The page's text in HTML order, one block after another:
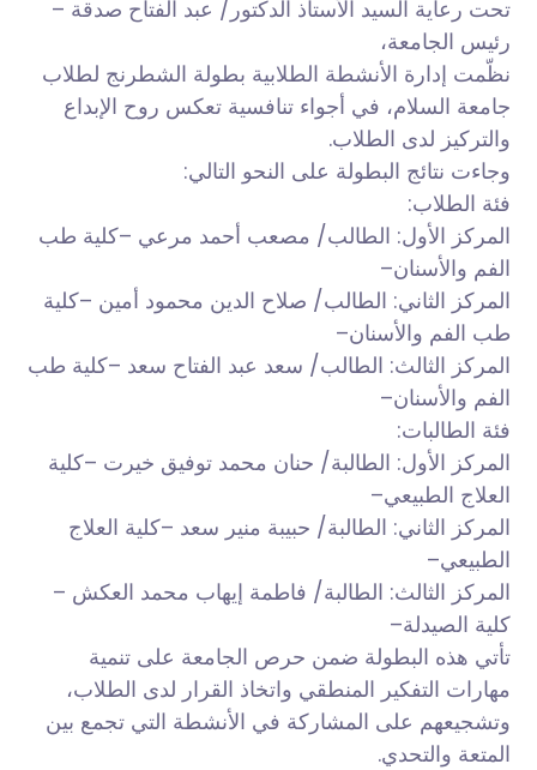
تحت رعاية السيد الأستاذ الدكتور/ عبد الفتاح صدقة –
رئيس الجامعة،
نظّمت إدارة الأنشطة الطلابية بطولة الشطرنج لطلاب
جامعة السلام، في أجواء تنافسية تعكس روح الإبداع
والتركيز لدى الطلاب.
وجاءت نتائج البطولة على النحو التالي:
فئة الطلاب:
المركز الأول: الطالب/ مصعب أحمد مرعي –كلية طب
الفم والأسنان–
المركز الثاني: الطالب/ صلاح الدين محمود أمين –كلية
طب الفم والأسنان–
المركز الثالث: الطالب/ سعد عبد الفتاح سعد –كلية طب
الفم والأسنان–
فئة الطالبات:
المركز الأول: الطالبة/ حنان محمد توفيق خيرت –كلية
العلاج الطبيعي–
المركز الثاني: الطالبة/ حبيبة منير سعد –كلية العلاج
الطبيعي–
المركز الثالث: الطالبة/ فاطمة إيهاب محمد العكش –
كلية الصيدلة–
تأتي هذه البطولة ضمن حرص الجامعة على تنمية
مهارات التفكير المنطقي واتخاذ القرار لدى الطلاب،
وتشجيعهم على المشاركة في الأنشطة التي تجمع بين
المتعة والتحدي.